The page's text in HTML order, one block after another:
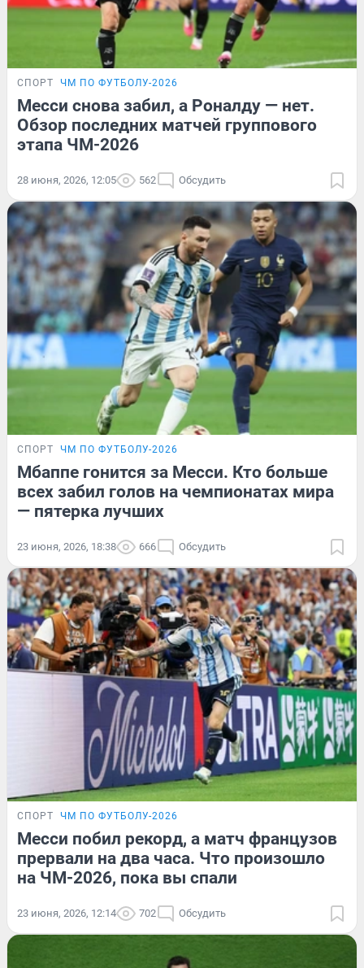
СПОРТ ЧМ ПО ФУТБОЛУ-2026
Месси снова забил, а Роналду — нет.
Обзор последних матчей группового
этапа ЧМ-2026
28 июня, 2026, 12:05 562 Обсудить
СПОРТ ЧМ ПО ФУТБОЛУ-2026
Мбаппе гонится за Месси. Кто больше
всех забил голов на чемпионатах мира
— пятерка лучших
23 июня, 2026, 18:38 666 Обсудить
СПОРТ ЧМ ПО ФУТБОЛУ-2026
Месси побил рекорд, а матч французов
прервали на два часа. Что произошло
на ЧМ-2026, пока вы спали
23 июня, 2026, 12:14 702 Обсудить